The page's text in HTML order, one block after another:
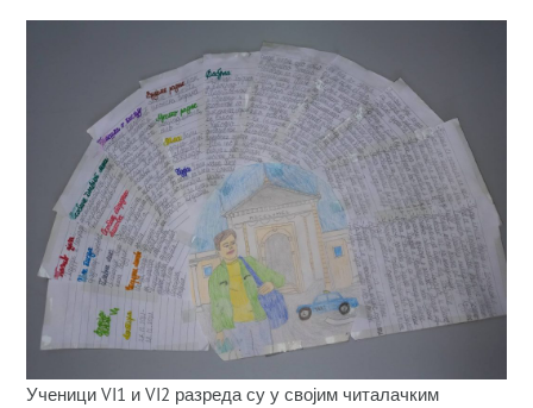
Ученици VI1 и VI2 разреда су у својим читалачким